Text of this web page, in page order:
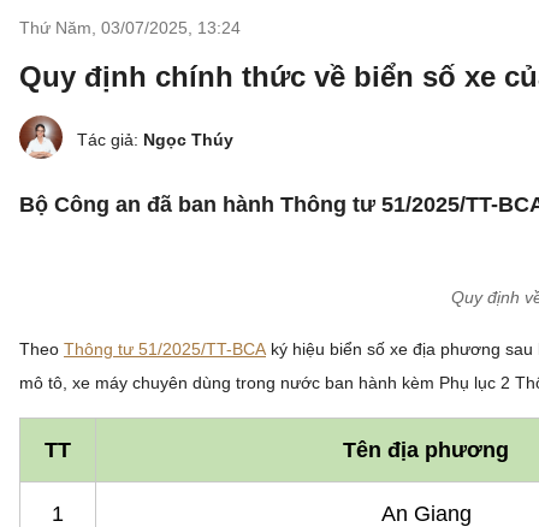
Thứ Năm, 03/07/2025 13:24
Quy định chính thức về biển số xe
Tác giả: Ngọc Thúy
Bộ Công an đã ban hành Thông tư 51/2025/TT-
Quy định
Theo Thông tư 51/2025/TT-BCA ký hiệu biển số xe địa phương
mô tô, xe máy chuyên dùng trong nước ban hành kèm Phụ lục 2
TT Tên địa phương
1 An Giang